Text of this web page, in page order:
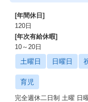
[年間休日]
120日
[年次有給休暇]
10～20日
土曜日 日曜日
育児
完全週休二日制 土曜 日